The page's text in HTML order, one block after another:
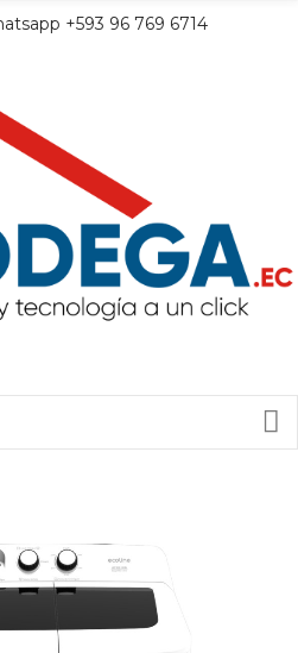
+593 96 769 6714